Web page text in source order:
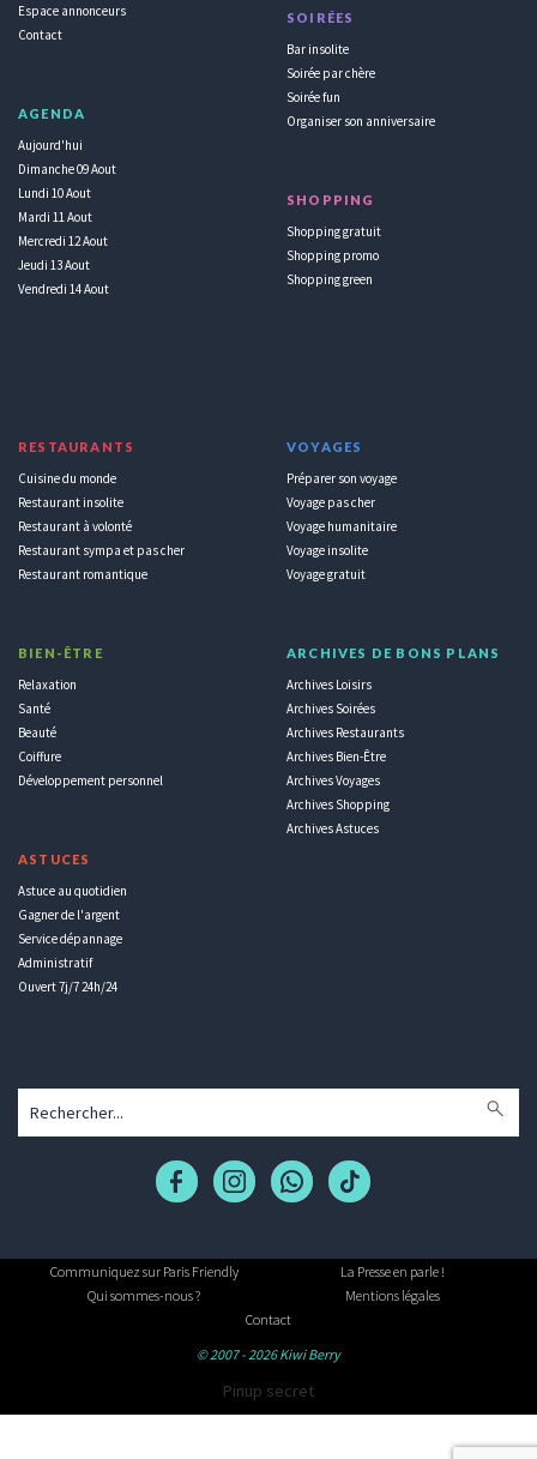
Espace annonceurs
Contact
AGENDA
Aujourd'hui
Dimanche 09 Aout
Lundi 10 Aout
Mardi 11 Aout
Mercredi 12 Aout
Jeudi 13 Aout
Vendredi 14 Aout
SOIRÉES
Bar insolite
Soirée par chère
Soirée fun
Organiser son anniversaire
SHOPPING
Shopping gratuit
Shopping promo
Shopping green
RESTAURANTS
Cuisine du monde
Restaurant insolite
Restaurant à volonté
Restaurant sympa et pas cher
Restaurant romantique
BIEN-ÊTRE
Relaxation
Santé
Beauté
Coiffure
Développement personnel
ASTUCES
Astuce au quotidien
Gagner de l'argent
Service dépannage
Administratif
Ouvert 7j/7 24h/24
VOYAGES
Préparer son voyage
Voyage pas cher
Voyage humanitaire
Voyage insolite
Voyage gratuit
ARCHIVES DE BONS PLANS
Archives Loisirs
Archives Soirées
Archives Restaurants
Archives Bien-Être
Archives Voyages
Archives Shopping
Archives Astuces
Communiquez sur Paris Friendly
La Presse en parle !
Qui sommes-nous ?
Mentions légales
Contact
© 2007 - 2026 Kiwi Berry
Pinup secret